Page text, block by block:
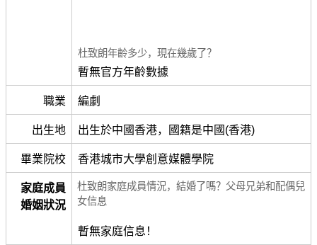
杜致朗年齡多少，現在幾歲了？
暫無官方年齡數據
職業 編劇
出生地 出生於中國香港，國籍是中國(香港)
畢業院校 香港城市大學創意媒體學院
家庭成員
婚姻狀況
杜致朗家庭成員情況，結婚了嗎？父母兄弟和配偶兒
女信息
暫無家庭信息！